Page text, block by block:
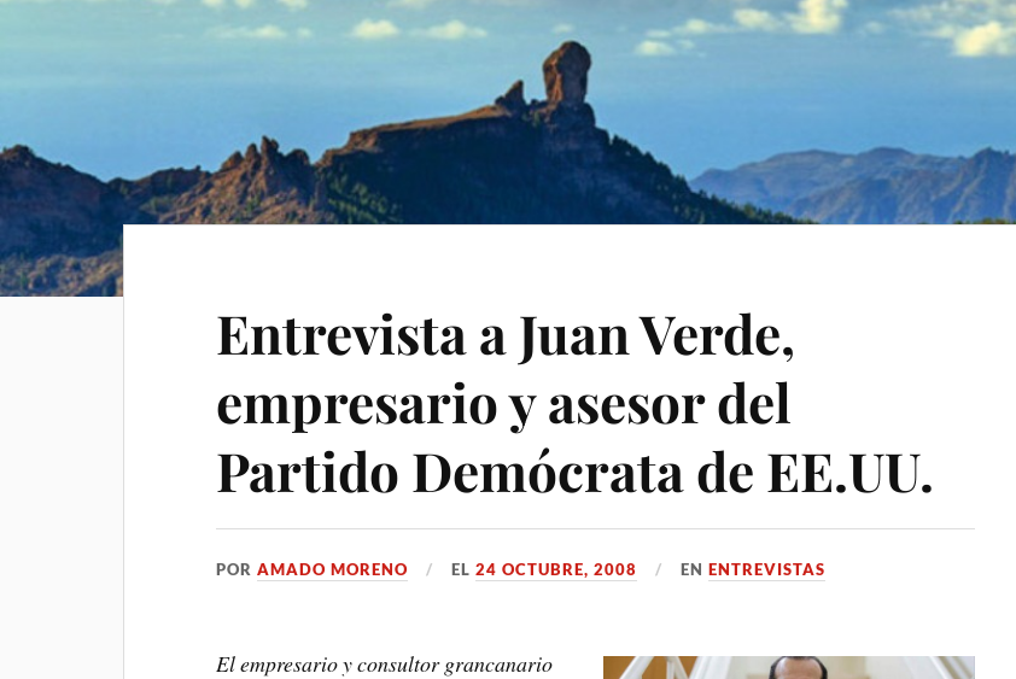
Entrevista a Juan Verde,
empresario y asesor del
Partido Demócrata de EE.UU.
PORAMADO MORENO EL24 OCTUBRE, 2008 ENENTREVISTAS
El empresario y consultor grancanario